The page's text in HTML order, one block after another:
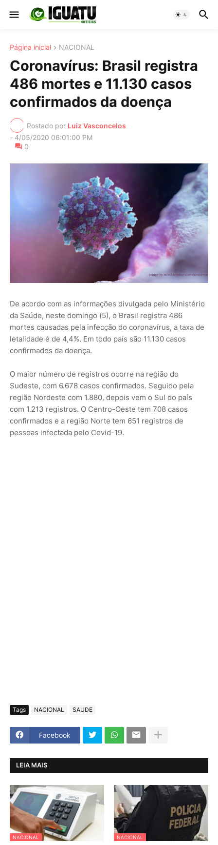
Página inicial NACIONAL
Coronavírus: Brasil registra
486 mortes e 11.130 casos
confirmados da doença
Postado por Luiz Vasconcelos
- 4/05/2020 06:01:00 PM
0
De acordo com as informações divulgada pelo Ministério
da Saúde, neste domingo (5), o Brasil registra 486
mortes causadas pela infecção do coronavírus, a taxa de
letalidade é de 4,4%. Em todo país são 11.130 casos
confirmados da doença.
O maior número de registros ocorre na região do
Sudeste, com 6.678 casos confirmados. Seguido pela
região Nordeste com 1.880, depois vem o Sul do país
com 1.213 registros. O Centro-Oeste tem 708 casos
confirmados e a região Norte tem 651 registros de
pessoas infectada pelo Covid-19.
Tags NACIONAL SAUDE
Facebook
LEIA MAIS
NACIONAL NACIONAL